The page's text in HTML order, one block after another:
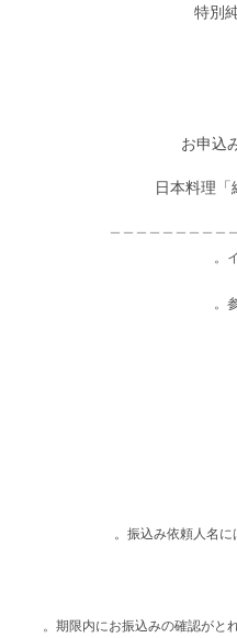
特別
■お申
日本料理